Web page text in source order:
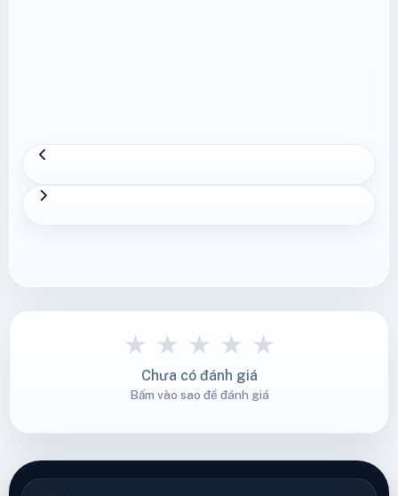
★ ★ ★ ★ ★
Chưa có đánh giá
Bấm vào sao để đánh giá